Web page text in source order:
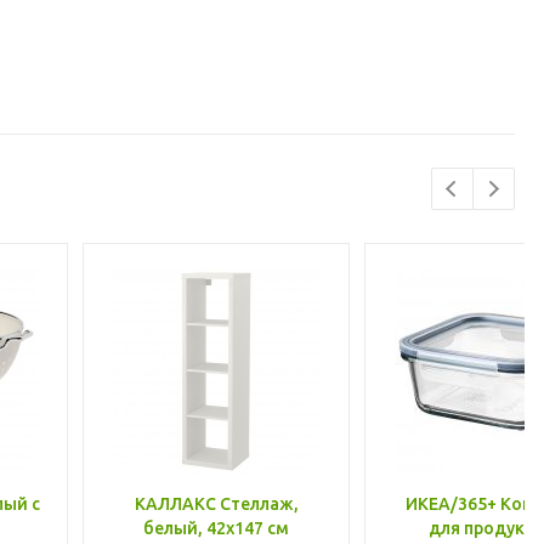
с
КАЛЛАКС Стеллаж,
белый, 42x147 см
ИКЕА/365+
для